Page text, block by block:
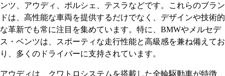
ンツ、アウディ、ポルシェ、テスラなどです。これらのブラン
ドは、高性能な車両を提供するだけでなく、デザインや技術的
な革新でも常に注目を集めています。特に、BMWやメルセデ
ス・ベンツは、スポーティな走行性能と高級感を兼ね備えてお
り、多くのドライバーに支持されています。
アウディは、クワトロシステムを搭載した全輪駆動車が特徴